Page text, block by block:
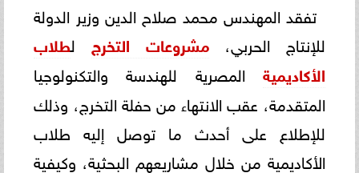
تفقد المهندس محمد صلاح الدين وزير الدولة
للإنتاج الحربي، مشروعات التخرج لطلاب
الأكاديمية المصرية للهندسة والتكنولوجيا
المتقدمة، عقب الانتهاء من حفلة التخرج، وذلك
للإطلاع على أحدث ما توصل إليه طلاب
الأكاديمية من خلال مشاريعهم البحثية، وكيفية